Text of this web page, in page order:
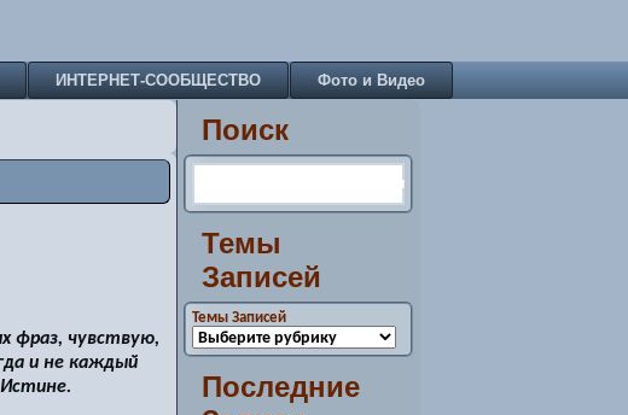
ИНТЕРНЕТ-СООБЩЕСТВО Фото и Видео
фраз, чувствую,
и не каждый
Поиск
Темы
Записей
Темы Записей
Последние